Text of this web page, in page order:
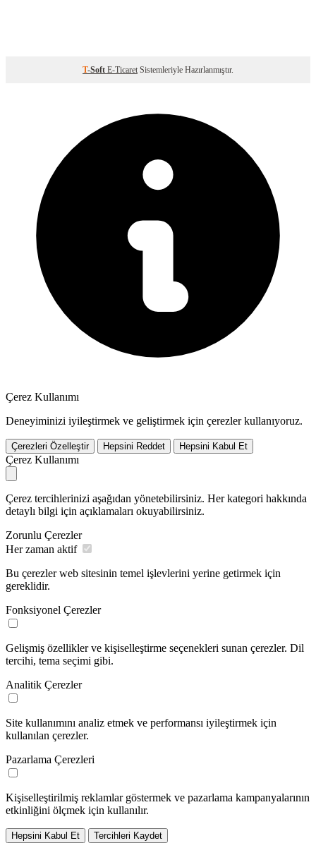
T-Soft E-Ticaret Sistemleriyle Hazırlanmıştır.
Çerez Kullanımı
Deneyiminizi iyileştirmek ve geliştirmek için çerezler kullanıyoruz.
Çerezleri Özelleştir Hepsini Reddet Hepsini Kabul Et
Çerez Kullanımı
Çerez tercihlerinizi aşağıdan yönetebilirsiniz. Her kategori hakkında
detaylı bilgi için açıklamaları okuyabilirsiniz.
Zorunlu Çerezler
Her zaman aktif
Bu çerezler web sitesinin temel işlevlerini yerine getirmek için
gereklidir.
Fonksiyonel Çerezler
Gelişmiş özellikler ve kişiselleştirme seçenekleri sunan çerezler. Dil
tercihi, tema seçimi gibi.
Analitik Çerezler
Site kullanımını analiz etmek ve performansı iyileştirmek için
kullanılan çerezler.
Pazarlama Çerezleri
Kişiselleştirilmiş reklamlar göstermek ve pazarlama kampanyalarının
etkinliğini ölçmek için kullanılır.
Hepsini Kabul Et Tercihleri Kaydet